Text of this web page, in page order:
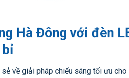
Hà Đông với đèn
bỉ
về giải pháp chiếu sáng tối ưu